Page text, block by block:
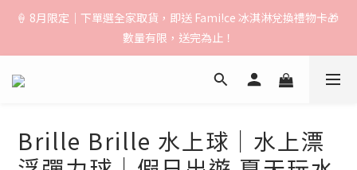
🚚【運費公告】：超取（先付款）$1000免運｜貨到付款/宅配
$1500免運｜中港澳順豐$3000免運
🍦 8月限定｜下單選全家取貨，即送 Fami!ce 冰淇淋兌換禮物卡🎁
數量有限，送完為止！
🚚【運費公告】：超取（先付款）$1000免運｜貨到付款/宅配
Brille Brille 水上球｜水上漂